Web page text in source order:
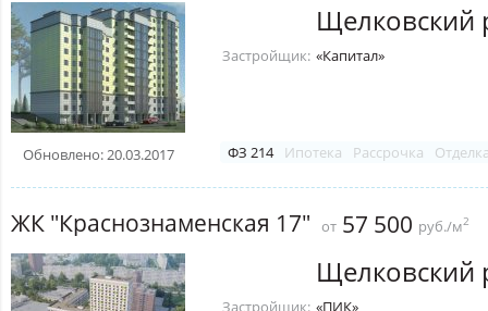
Обновлено: 20.03.2017
Щелковский
Застройщик: «Капитал»
ФЗ 214 Ипотека Рассрочка
ЖК "Краснознаменская 17" от 57 500 руб./м2
Щелковский
Застройщик: «ПИК»